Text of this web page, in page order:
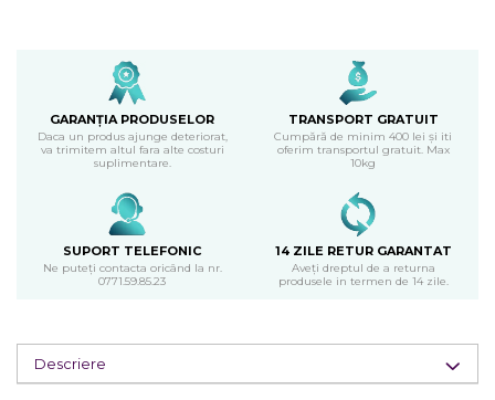
GARANȚIA PRODUSELOR
Daca un produs ajunge deteriorat,
va trimitem altul fara alte costuri
suplimentare.
TRANSPORT GRATUIT
Cumpără de minim 400 lei și iti
oferim transportul gratuit. Max
10kg
SUPORT TELEFONIC
Ne puteți contacta oricând la nr.
0771.59.85.23
14 ZILE RETUR GARANTAT
Aveți dreptul de a returna
produsele in termen de 14 zile.
Descriere